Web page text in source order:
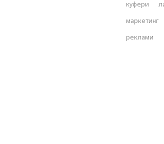
куфери
маркетинг
реклами